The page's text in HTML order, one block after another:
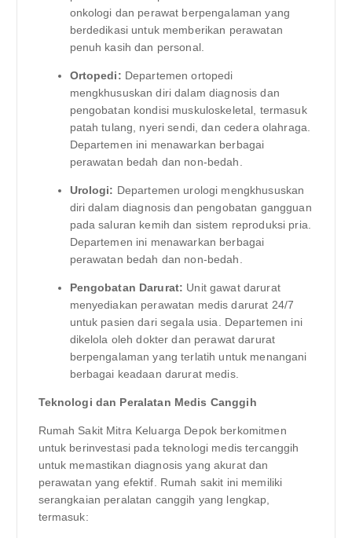
onkologi dan perawat berpengalaman yang
berdedikasi untuk memberikan perawatan
penuh kasih dan personal.
Ortopedi: Departemen ortopedi
mengkhususkan diri dalam diagnosis dan
pengobatan kondisi muskuloskeletal, termasuk
patah tulang, nyeri sendi, dan cedera olahraga.
Departemen ini menawarkan berbagai
perawatan bedah dan non-bedah.
Urologi: Departemen urologi mengkhususkan
diri dalam diagnosis dan pengobatan gangguan
pada saluran kemih dan sistem reproduksi pria.
Departemen ini menawarkan berbagai
perawatan bedah dan non-bedah.
Pengobatan Darurat: Unit gawat darurat
menyediakan perawatan medis darurat 24/7
untuk pasien dari segala usia. Departemen ini
dikelola oleh dokter dan perawat darurat
berpengalaman yang terlatih untuk menangani
berbagai keadaan darurat medis.
Teknologi dan Peralatan Medis Canggih
Rumah Sakit Mitra Keluarga Depok berkomitmen
untuk berinvestasi pada teknologi medis tercanggih
untuk memastikan diagnosis yang akurat dan
perawatan yang efektif. Rumah sakit ini memiliki
serangkaian peralatan canggih yang lengkap,
termasuk: